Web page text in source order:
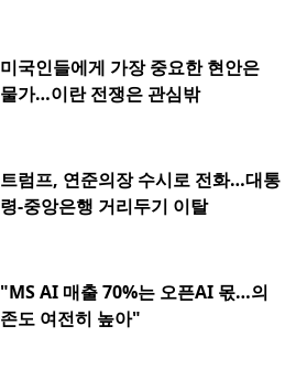
미국인들에게 가장 중요한 현안은
물가…이란 전쟁은 관심밖
트럼프, 연준의장 수시로 전화…대통
령-중앙은행 거리두기 이탈
"MS AI 매출 70%는 오픈AI 몫…의
존도 여전히 높아"